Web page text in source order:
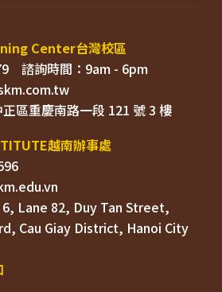
Lane 82, Duy Tan Street,